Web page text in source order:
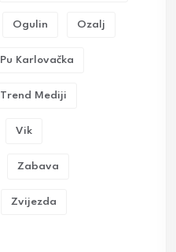
Ogulin Ozalj
Pu Karlovačka
Trend Mediji
Vik
Zabava
Zvijezda